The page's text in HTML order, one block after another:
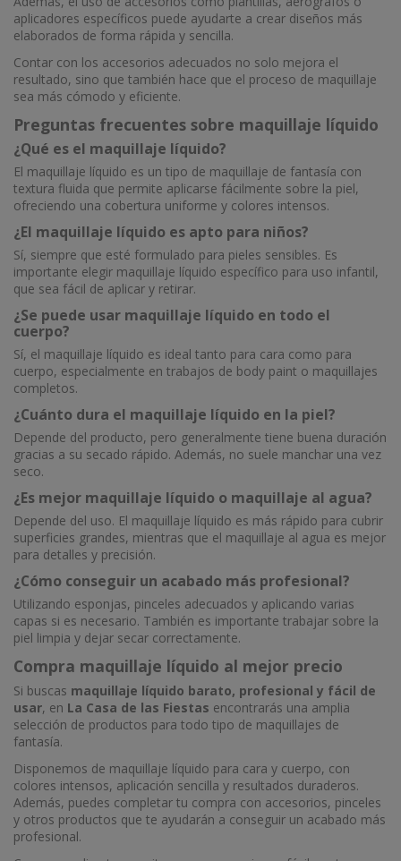
aplicadores específicos puede ayudarte a crear diseños más
elaborados de forma rápida y sencilla.
Contar con los accesorios adecuados no solo mejora el
resultado, sino que también hace que el proceso de maquillaje
sea más cómodo y eficiente.
Preguntas frecuentes sobre maquillaje líquido
¿Qué es el maquillaje líquido?
El maquillaje líquido es un tipo de maquillaje de fantasía con
textura fluida que permite aplicarse fácilmente sobre la piel,
ofreciendo una cobertura uniforme y colores intensos.
¿El maquillaje líquido es apto para niños?
Sí, siempre que esté formulado para pieles sensibles. Es
importante elegir maquillaje líquido específico para uso infantil,
que sea fácil de aplicar y retirar.
¿Se puede usar maquillaje líquido en todo el
cuerpo?
Sí, el maquillaje líquido es ideal tanto para cara como para
cuerpo, especialmente en trabajos de body paint o maquillajes
completos.
¿Cuánto dura el maquillaje líquido en la piel?
Depende del producto, pero generalmente tiene buena duración
gracias a su secado rápido. Además, no suele manchar una vez
seco.
¿Es mejor maquillaje líquido o maquillaje al agua?
Depende del uso. El maquillaje líquido es más rápido para cubrir
superficies grandes, mientras que el maquillaje al agua es mejor
para detalles y precisión.
¿Cómo conseguir un acabado más profesional?
Utilizando esponjas, pinceles adecuados y aplicando varias
capas si es necesario. También es importante trabajar sobre la
piel limpia y dejar secar correctamente.
Compra maquillaje líquido al mejor precio
Si buscas maquillaje líquido barato, profesional y fácil de
usar, en La Casa de las Fiestas encontrarás una amplia
selección de productos para todo tipo de maquillajes de
fantasía.
Disponemos de maquillaje líquido para cara y cuerpo, con
colores intensos, aplicación sencilla y resultados duraderos.
Además, puedes completar tu compra con accesorios, pinceles
y otros productos que te ayudarán a conseguir un acabado más
profesional.